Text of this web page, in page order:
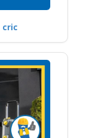
cric